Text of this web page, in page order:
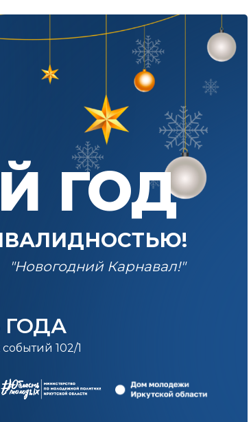
ГОД
"Новогодний Карнавал!"
102/1
ГОДА